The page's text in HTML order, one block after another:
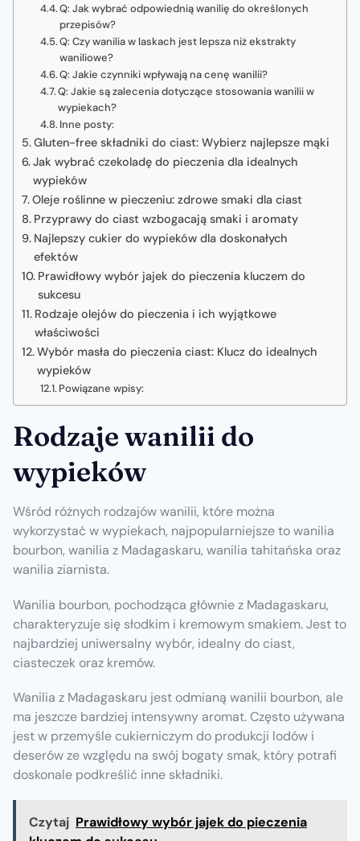
Q: Jak wybrać odpowiednią wanilię do określonych
przepisów?
Q: Czy wanilia w laskach jest lepsza niż ekstrakty
waniliowe?
Q: Jakie czynniki wpływają na cenę wanilii?
Q: Jakie są zalecenia dotyczące stosowania wanilii w
wypiekach?
Inne posty:
Gluten-free składniki do ciast: Wybierz najlepsze mąki
Jak wybrać czekoladę do pieczenia dla idealnych
wypieków
Oleje roślinne w pieczeniu: zdrowe smaki dla ciast
Przyprawy do ciast wzbogacają smaki i aromaty
Najlepszy cukier do wypieków dla doskonałych
efektów
Prawidłowy wybór jajek do pieczenia kluczem do
sukcesu
Rodzaje olejów do pieczenia i ich wyjątkowe
właściwości
Wybór masła do pieczenia ciast: Klucz do idealnych
wypieków
Powiązane wpisy:
Rodzaje wanilii do
wypieków
Wśród różnych rodzajów wanilii, które można
wykorzystać w wypiekach, najpopularniejsze to wanilia
bourbon, wanilia z Madagaskaru, wanilia tahitańska oraz
wanilia ziarnista.
Wanilia bourbon, pochodząca głównie z Madagaskaru,
charakteryzuje się słodkim i kremowym smakiem. Jest to
najbardziej uniwersalny wybór, idealny do ciast,
ciasteczek oraz kremów.
Wanilia z Madagaskaru jest odmianą wanilii bourbon, ale
ma jeszcze bardziej intensywny aromat. Często używana
jest w przemyśle cukierniczym do produkcji lodów i
deserów ze względu na swój bogaty smak, który potrafi
doskonale podkreślić inne składniki.
Czytaj Prawidłowy wybór jajek do pieczenia